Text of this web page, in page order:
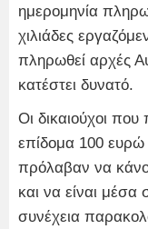
ημερομηνία
χιλιάδες
πληρωθεί αρχές
κατέστει δυνατό.
Οι δικαιούχοι
επίδομα 100
πρόλαβαν να
και να είναι
συνέχεια